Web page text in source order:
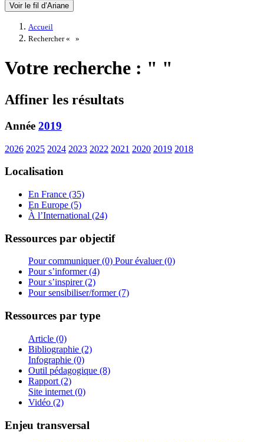
Voir le fil d’Ariane
Accueil
Rechercher «
»
Votre recherche : " "
Affiner les résultats
Année 2019
2026 2025 2024 2023 2022 2021 2020 2019 2018
Localisation
En France (35)
En Europe (5)
À l’International (24)
Ressources par objectif
Pour communiquer (0) Pour évaluer (0)
Pour s’informer (4)
Pour s’inspirer (2)
Pour sensibiliser/former (7)
Ressources par type
Article (0)
Bibliographie (2)
Infographie (0)
Outil pédagogique (8)
Rapport (2)
Site internet (0)
Vidéo (2)
Enjeu transversal